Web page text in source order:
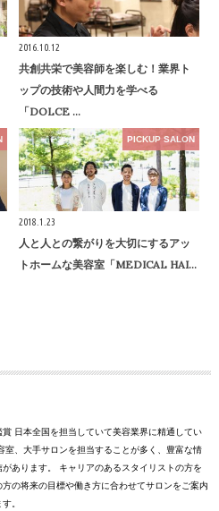
2016.10.12
共創共栄で美容師を楽しむ！業界ト
ップの技術や人間力を学べる
「DOLCE …
PICKUP SALON
2018.1.23
人と人との繋がりを大切にするアッ
トホームな美容室「MEDICAL HAI…
日本全国を担当していて美容業界に精通してい
室、大手サロンを担当することが多く、豊富な情
あります。 キャリアのあるスタイリストの方を
の将来の目標や働き方に合わせてサロンをご案内
。